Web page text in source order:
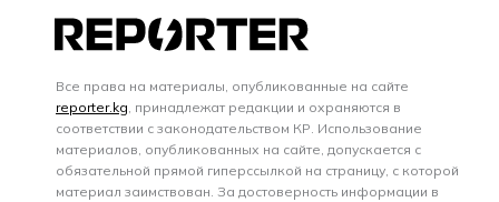
Все права на материалы, опубликованные на сайте
reporter.kg, принадлежат редакции и охраняются в
соответствии с законодательством КР. Использование
материалов, опубликованных на сайте, допускается с
обязательной прямой гиперссылкой на страницу, с которой
материал заимствован. За достоверность информации в